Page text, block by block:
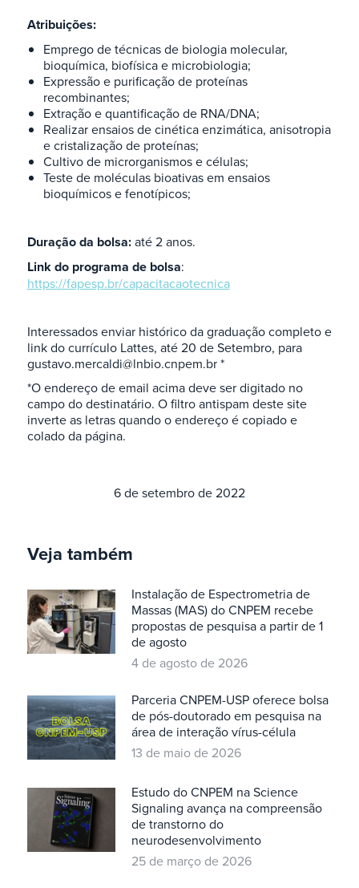
Atribuições:
Emprego de técnicas de biologia molecular,
bioquímica, biofísica e microbiologia;
Expressão e purificação de proteínas
recombinantes;
Extração e quantificação de RNA/DNA;
Realizar ensaios de cinética enzimática, anisotropia
e cristalização de proteínas;
Cultivo de microrganismos e células;
Teste de moléculas bioativas em ensaios
bioquímicos e fenotípicos;
Duração da bolsa:até 2 anos.
Link do programa de bolsa:
https://fapesp.br/capacitacaotecnica
Interessados enviar histórico da graduação completo e
link do currículo Lattes, até 20 de Setembro, para
gustavo.mercaldi@lnbio.cnpem.br *
*O endereço de email acima deve ser digitado no
campo do destinatário. O filtro antispam deste site
inverte as letras quando o endereço é copiado e
colado da página.
6 de setembro de 2022
Veja também
Instalação de Espectrometria de
Massas (MAS) do CNPEM recebe
propostas de pesquisa a partir de 1
de agosto
4 de agosto de 2026
Parceria CNPEM-USP oferece bolsa
de pós-doutorado em pesquisa na
área de interação vírus-célula
13 de maio de 2026
Estudo do CNPEM na Science
Signaling avança na compreensão
de transtorno do
neurodesenvolvimento
25 de março de 2026